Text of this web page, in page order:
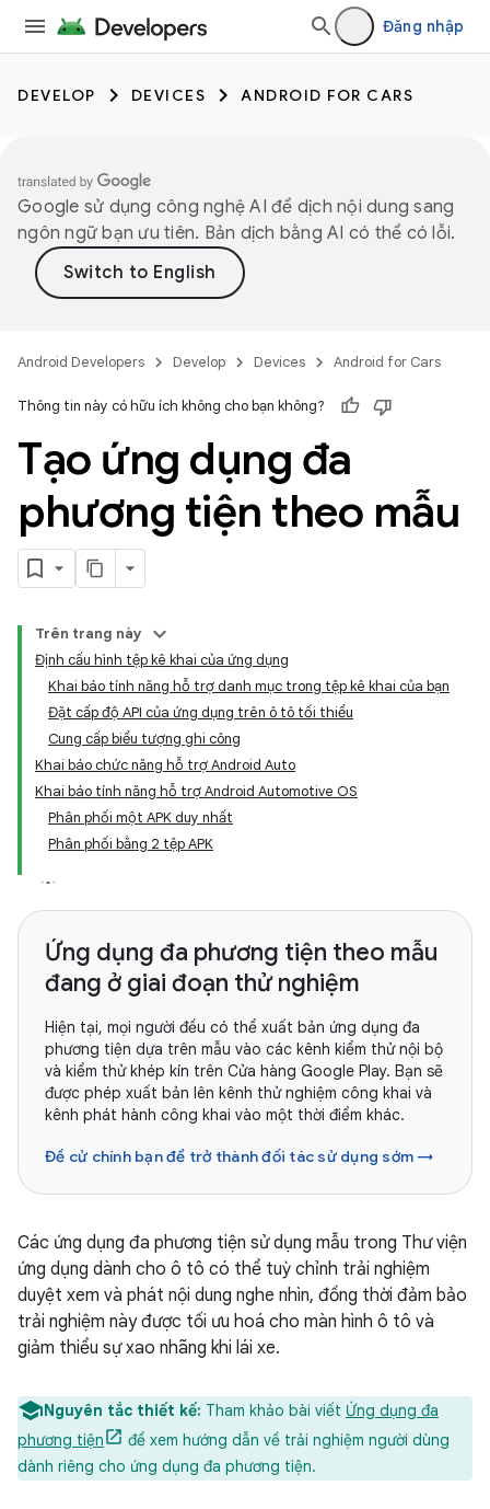
Đăng nhập
DEVELOP DEVICES ANDROID FOR CARS
Google sử dụng công nghệ AI để dịch nội dung sang
ngôn ngữ bạn ưu tiên. Bản dịch bằng AI có thể có lỗi.
Android Developers Develop Devices Android for Cars
Thông tin này có hữu ích không cho bạn không?
Tạo ứng dụng đa
phương tiện theo mẫu
Trên trang này
Định cấu hình tệp kê khai của ứng dụng
Khai báo tính năng hỗ trợ danh mục trong tệp kê khai của bạn
Đặt cấp độ API của ứng dụng trên ô tô tối thiểu
Cung cấp biểu tượng ghi công
Khai báo chức năng hỗ trợ Android Auto
Khai báo tính năng hỗ trợ Android Automotive OS
Phân phối một APK duy nhất
Phân phối bằng 2 tệp APK
Ứng dụng đa phương tiện theo mẫu
đang ở giai đoạn thử nghiệm
Hiện tại, mọi người đều có thể xuất bản ứng dụng đa
phương tiện dựa trên mẫu vào các kênh kiểm thử nội bộ
và kiểm thử khép kín trên Cửa hàng Google Play. Bạn sẽ
được phép xuất bản lên kênh thử nghiệm công khai và
kênh phát hành công khai vào một thời điểm khác.
Đề cử chính bạn để trở thành đối tác sử dụng sớm →
Các ứng dụng đa phương tiện sử dụng mẫu trong Thư viện
ứng dụng dành cho ô tô có thể tuỳ chỉnh trải nghiệm
duyệt xem và phát nội dung nghe nhìn, đồng thời đảm bảo
trải nghiệm này được tối ưu hoá cho màn hình ô tô và
giảm thiểu sự xao nhãng khi lái xe.
Nguyên tắc thiết kế: Tham khảo bài viết Ứng dụng đa
phương tiện
để xem hướng dẫn về trải nghiệm người dùng
dành riêng cho ứng dụng đa phương tiện.